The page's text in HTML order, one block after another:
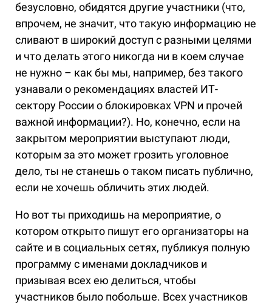
безусловно, обидятся другие участники (что,
впрочем, не значит, что такую информацию не
сливают в широкий доступ с разными целями
и что делать этого никогда ни в коем случае
не нужно – как бы мы, например, без такого
узнавали о рекомендациях властей ИТ-
сектору России о блокировках VPN и прочей
важной информации?). Но, конечно, если на
закрытом мероприятии выступают люди,
которым за это может грозить уголовное
дело, ты не станешь о таком писать публично,
если не хочешь обличить этих людей.
Но вот ты приходишь на мероприятие, о
котором открыто пишут его организаторы на
сайте и в социальных сетях, публикуя полную
программу с именами докладчиков и
призывая всех ею делиться, чтобы
участников было побольше. Всех участников